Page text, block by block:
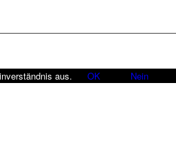
aus. OK Nein